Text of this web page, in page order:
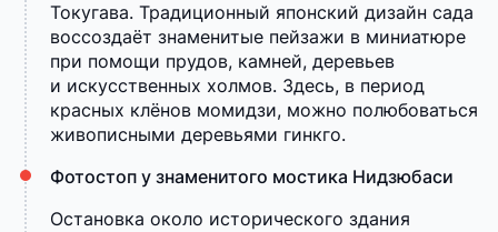
Токугава. Традиционный японский дизайн сада
воссоздаёт знаменитые пейзажи в миниатюре
при помощи прудов, камней, деревьев
и искусственных холмов. Здесь, в период
красных клёнов момидзи, можно полюбоваться
живописными деревьями гинкго.
Фотостоп у знаменитого мостика Нидзюбаси
Остановка около исторического здания